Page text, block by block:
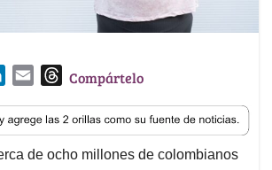
n
k
e
a
i
l
T
r
e
a
Compártelo
de ocho millones de colombianos